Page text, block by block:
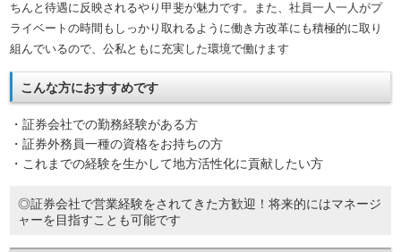
ちんと待遇に反映されるやり甲斐が魅力です。また、社員一人一人がプ
ライベートの時間もしっかり取れるように働き方改革にも積極的に取り
組んでいるので、公私ともに充実した環境で働けます
こんな方におすすめです
・証券会社での勤務経験がある方
・証券外務員一種の資格をお持ちの方
・これまでの経験を生かして地方活性化に貢献したい方
◎証券会社で営業経験をされてきた方歓迎！将来的にはマネージ
ャーを目指すことも可能です